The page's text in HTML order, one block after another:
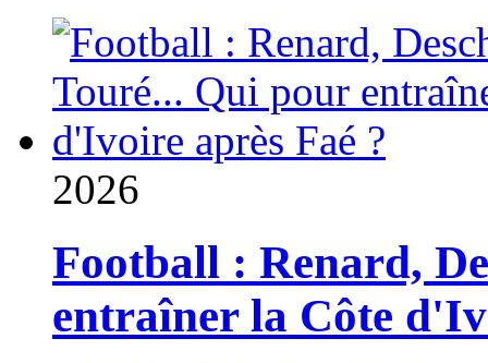
2026
Football : Renard,
entraîner la Côte